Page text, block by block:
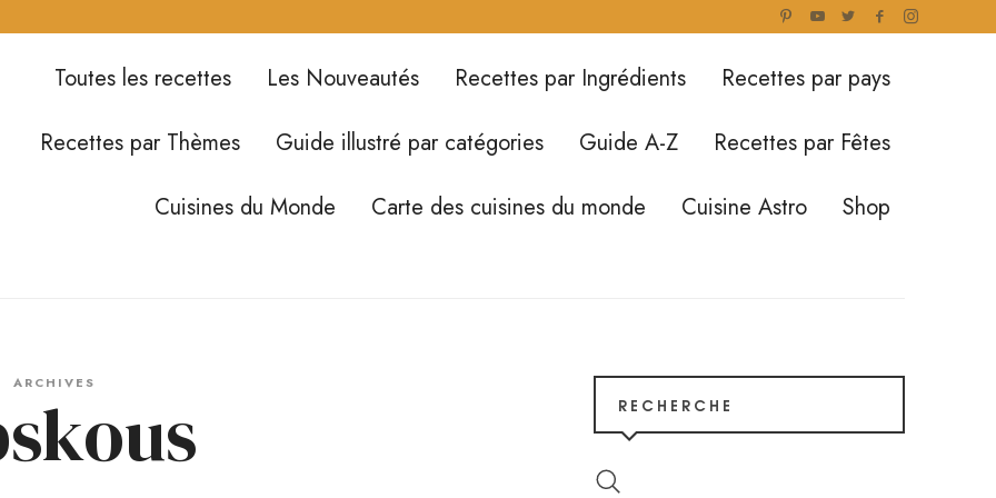
Toutes les recettes Les Nouveautés Recettes par Ingrédients
Recettes par pays
Recettes par Thèmes
Guide illustré par catégories Guide A-Z
Recettes par Fêtes
Cuisines du Monde
Carte des cuisines du monde Cuisine Astro Shop
ARCHIVES
RECHERCHE